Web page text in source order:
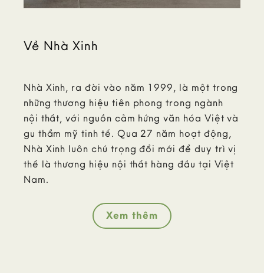
Về Nhà Xinh
Nhà Xinh, ra đời vào năm 1999, là một trong
những thương hiệu tiên phong trong ngành
nội thất, với nguồn cảm hứng văn hóa Việt và
gu thẩm mỹ tinh tế. Qua 27 năm hoạt động,
Nhà Xinh luôn chú trọng đổi mới để duy trì vị
thế là thương hiệu nội thất hàng đầu tại Việt
Nam.
Xem thêm